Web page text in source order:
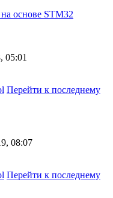
основе STM32
05:01
Перейти к последнему
08:07
Перейти к последнему